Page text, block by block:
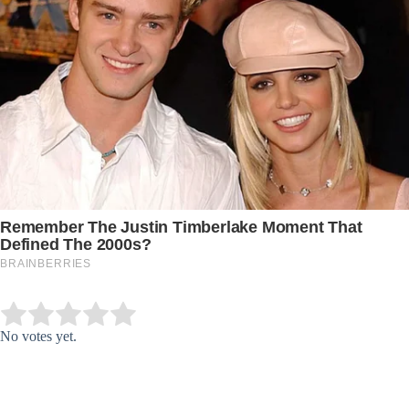
Rate this item:
No votes yet.